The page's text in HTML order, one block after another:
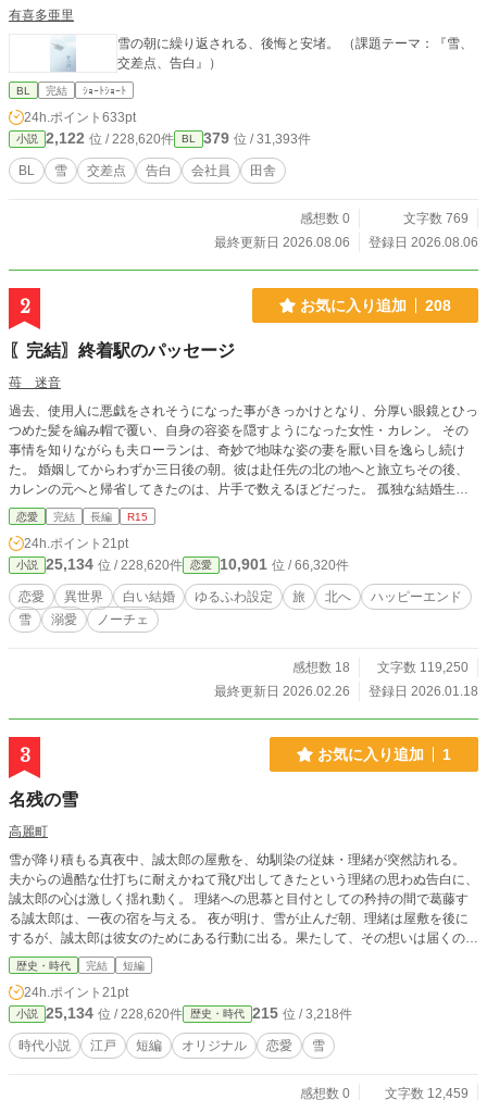
有喜多亜里
雪の朝に繰り返される、後悔と安堵。 （課題テーマ：『雪、
交差点、告白』）
BL 完結 ｼｮｰﾄｼｮｰﾄ
24h.ポイント 633pt
小説 2,122 位 / 228,620件 BL 379 位 / 31,393件
BL 雪 交差点 告白 会社員 田舎
感想数 0
文字数 769
最終更新日 2026.08.06
登録日 2026.08.06
2 お気に入り追加 208
〖完結〗終着駅のパッセージ
苺 迷音
過去、使用人に悪戯をされそうになった事がきっかけとなり、分厚い眼鏡とひっ
つめた髪を編み帽で覆い、自身の容姿を隠すようになった女性・カレン。 その
事情を知りながらも夫ローランは、奇妙で地味な姿の妻を厭い目を逸らし続け
た。 婚姻してからわずか三日後の朝。彼は赴任先の北の地へと旅立ちその後、
カレンの元へと帰省してきたのは、片手で数えるほどだった。 孤独な結婚生活
を送る中。 ある冬の日に、ローランの上官であり北の地を治める領主ハルシオ
ン公爵が、カレン夫妻の邸にやってきた。 始まりは、部下の家族を想う上司と
しての気遣いだった。 他愛もない会話と、節度を守ったやり取り。ほんの僅か
な時間を重ねていく。 そのうちに、お互いに灯り始めた小さな心の想い。 だが
二人は、それを決して明かさず語ることはなかった。 それから一年ほどたった
冬の夜。 カレンから届いた手紙に、たった一度だけハルシオンは返事を書く。
そこには彼の想いが書かれてあった。 月日は流れ、カレンとローランが婚姻し
台は近世・産業革命初頭を基にした架空世界だと思っていただけましたら有難い
しくお願い致します。
恋愛 完結 長編 R15
24h.ポイント 21pt
小説 25,134 位 / 228,620件 恋愛 10,901 位 / 66,320件
恋愛 異世界 白い結婚 ゆるふわ設定 旅 北へ
ハッピーエンド
雪
溺愛 ノーチェ
感想数 18
文字数 119,250
最終更新日 2026.02.26
登録日 2026.01.18
3 お気に入り追加 1
名残の雪
高麗町
雪が降り積もる真夜中、誠太郎の屋敷を、幼馴染の従妹・理緒が突然訪れる。
夫からの過酷な仕打ちに耐えかねて飛び出してきたという理緒の思わぬ告白に、
誠太郎の心は激しく揺れ動く。 理緒への思慕と目付としての矜持の間で葛藤す
る誠太郎は、一夜の宿を与える。 夜が明け、雪が止んだ朝、理緒は屋敷を後に
するが、誠太郎は彼女のためにある行動に出る。果たして、その想いは届くの
か。 前から一度雪を題材に取り入れた話を書いてみたいと思っていたところ
に、このお題をもらったのですが、なにぶん南国生まれなのでなかなか難しい
恋心と武家の矜持の間で揺れ動くさまとか、深夜に男女二人きりで互いの内に秘
めた激情とか、描いてみたいものがありすぎる
歴史・時代 完結 短編
24h.ポイント 21pt
小説 25,134 位 / 228,620件 歴史・時代 215 位 / 3,218件
時代小説 江戸 短編 オリジナル 恋愛 雪
感想数 0
文字数 12,459